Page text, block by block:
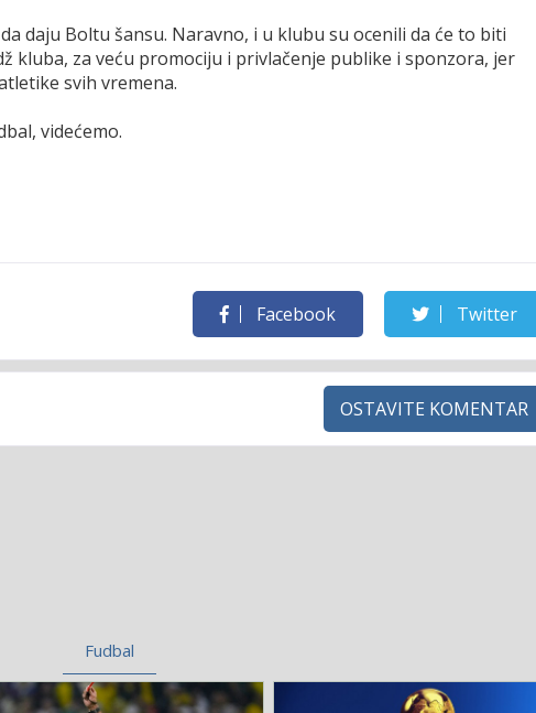
daju Boltu šansu. Naravno, i u klubu su ocenili da će to biti
kluba, za veću promociju i privlačenje publike i sponzora, jer
svih vremena.
videćemo.
Facebook Twitter
OSTAVITE KOMENTAR
Fudbal